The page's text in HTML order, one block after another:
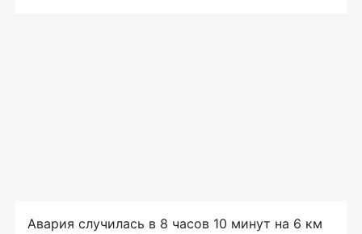
Авария случилась в 8 часов 10 минут на 6 км